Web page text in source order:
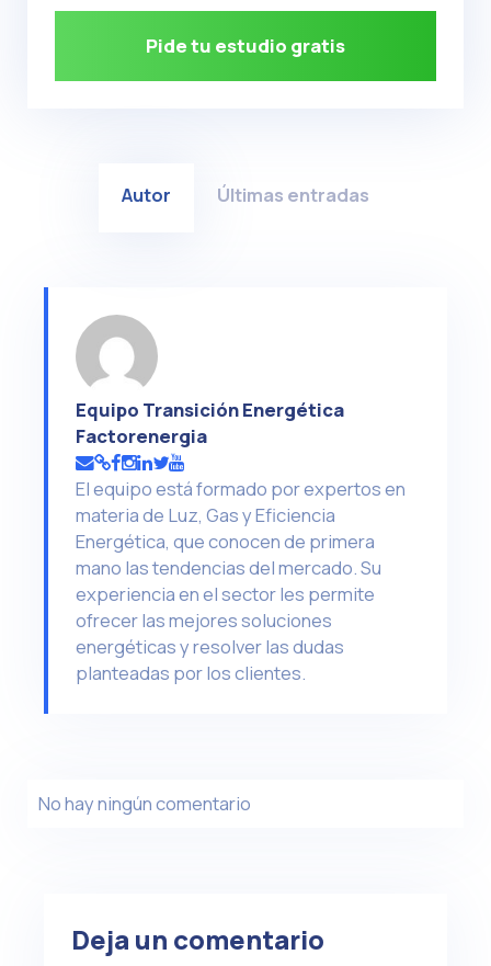
Pide tu estudio gratis
Autor Últimas entradas
Equipo Transición Energética
Factorenergia
El equipo está formado por expertos en
materia de Luz, Gas y Eficiencia
Energética, que conocen de primera
mano las tendencias del mercado. Su
experiencia en el sector les permite
ofrecer las mejores soluciones
energéticas y resolver las dudas
planteadas por los clientes.
No hay ningún comentario
Deja un comentario